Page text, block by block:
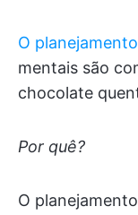
O
mentais são
chocolate
Por quê?
O